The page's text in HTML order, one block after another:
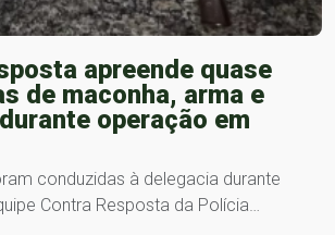
apreende quase
de maconha, arma e
operação em
conduzidas à delegacia durante
Contra Resposta da Polícia…